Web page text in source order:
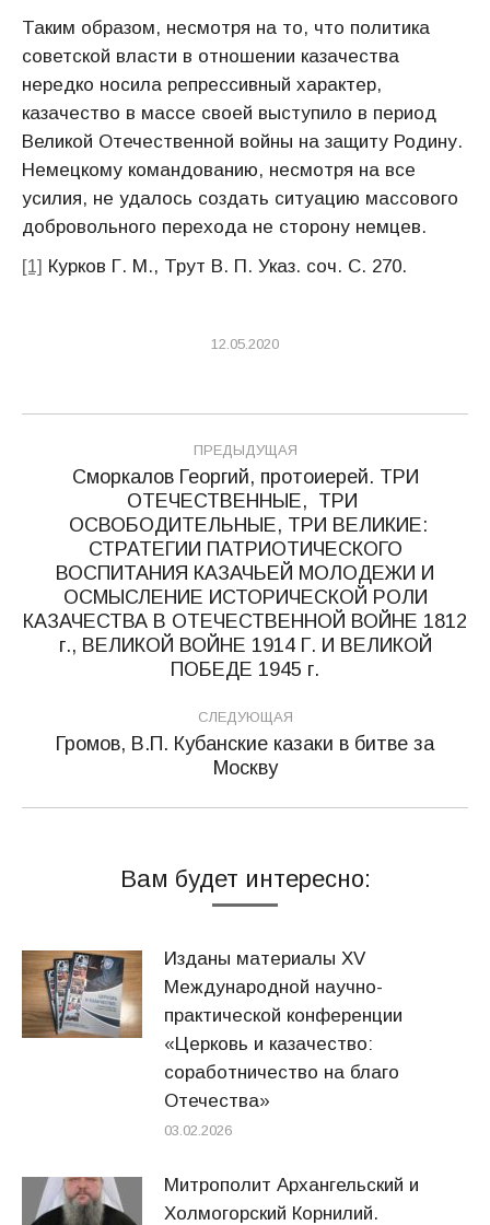
Таким образом, несмотря на то, что политика
советской власти в отношении казачества
нередко носила репрессивный характер,
казачество в массе своей выступило в период
Великой Отечественной войны на защиту Родину.
Немецкому командованию, несмотря на все
усилия, не удалось создать ситуацию массового
добровольного перехода не сторону немцев.
[1] Курков Г. М., Трут В. П. Указ. соч. С. 270.
12.05.2020
Навигация
записям
ПРЕДЫДУЩАЯ
Предыдущая
запись:
Сморкалов Георгий, протоиерей. ТРИ
ОТЕЧЕСТВЕННЫЕ, ТРИ
ОСВОБОДИТЕЛЬНЫЕ, ТРИ ВЕЛИКИЕ:
СТРАТЕГИИ ПАТРИОТИЧЕСКОГО
ВОСПИТАНИЯ КАЗАЧЬЕЙ МОЛОДЕЖИ И
ОСМЫСЛЕНИЕ ИСТОРИЧЕСКОЙ РОЛИ
КАЗАЧЕСТВА В ОТЕЧЕСТВЕННОЙ ВОЙНЕ 1812
г., ВЕЛИКОЙ ВОЙНЕ 1914 Г. И ВЕЛИКОЙ
ПОБЕДЕ 1945 г.
СЛЕДУЮЩАЯ
Следующая
запись:
Громов, В.П. Кубанские казаки в битве за
Москву
Вам будет интересно:
Изданы материалы XV
Международной научно-
практической конференции
«Церковь и казачество:
соработничество на благо
Отечества»
03.02.2026
Митрополит Архангельский и
Холмогорский Корнилий.